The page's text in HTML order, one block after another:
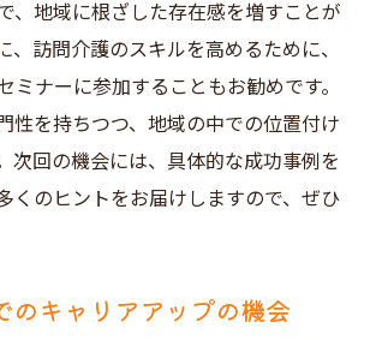
、地域に根ざした存在感を増すことが
、訪問介護のスキルを高めるために、
ミナーに参加することもお勧めです。
性を持ちつつ、地域の中での位置付け
次回の機会には、具体的な成功事例を
くのヒントをお届けしますので、ぜひ
のキャリアアップの機会